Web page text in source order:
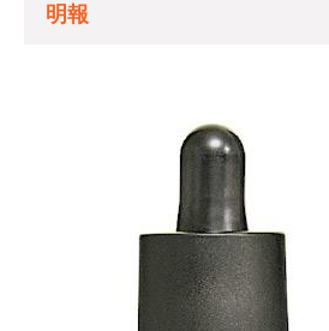
明報